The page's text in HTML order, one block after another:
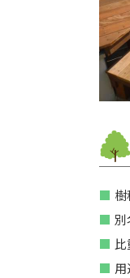
樹
別
比